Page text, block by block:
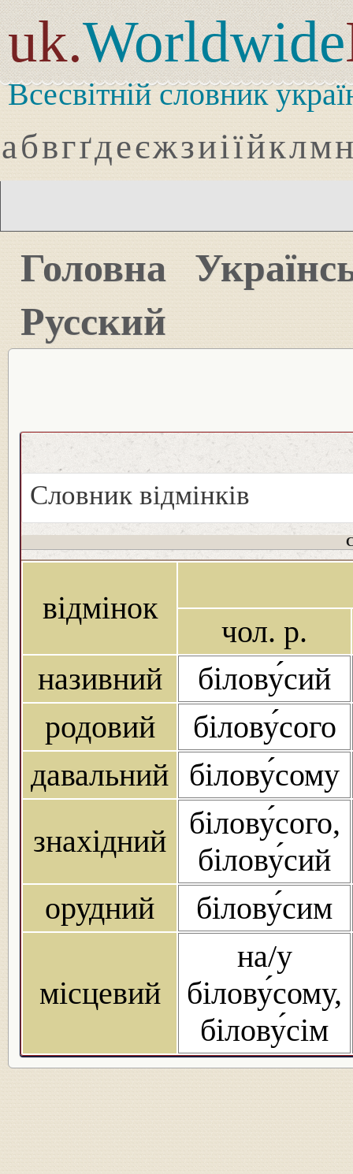
uk.Worldwide
Всесвітній словник
абвгґдеєжзиіїйклмн
Головна
Русский
Словник відмінків
відмінок
чол. р.
називний
білову́сий
родовий
білову́сого
давальний білову́сому
знахідний
білову́сого,
білову́сий
орудний
білову́сим
місцевий
на/у
білову́сому,
білову́сім